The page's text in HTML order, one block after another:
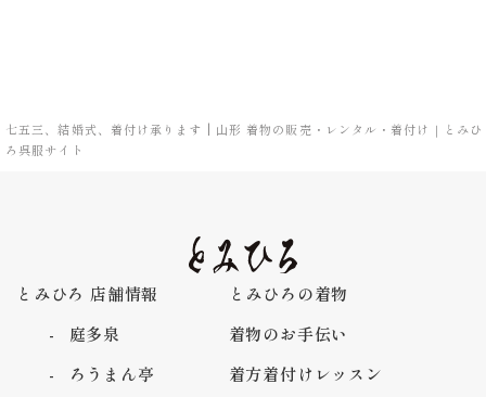
七五三、結婚式、着付け承ります | 山形 着物の販売・レンタル・着付け｜とみひ
ろ呉服サイト
とみひろ 店舗情報
庭多泉
ろうまん亭
とみひろの着物
着物のお手伝い
着方着付けレッスン